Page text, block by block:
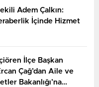
Adem Çalkın:
İçinde Hizmet
İlçe Başkan
Çağ’dan Aile ve
Bakanlığı’na